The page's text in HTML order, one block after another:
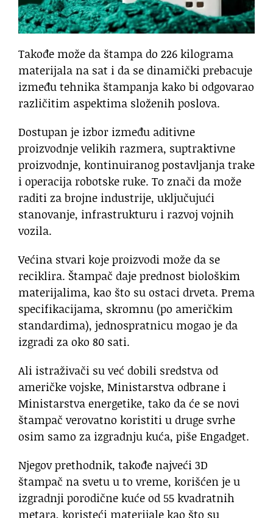
Takođe može da štampa do 226 kilograma
materijala na sat i da se dinamički prebacuje
između tehnika štampanja kako bi odgovarao
različitim aspektima složenih poslova.
Dostupan je izbor između aditivne
proizvodnje velikih razmera, suptraktivne
proizvodnje, kontinuiranog postavljanja trake
i operacija robotske ruke. To znači da može
raditi za brojne industrije, uključujući
stanovanje, infrastrukturu i razvoj vojnih
vozila.
Većina stvari koje proizvodi može da se
reciklira. Štampač daje prednost biološkim
materijalima, kao što su ostaci drveta. Prema
specifikacijama, skromnu (po američkim
standardima), jednospratnicu mogao je da
izgradi za oko 80 sati.
Ali istraživači su već dobili sredstva od
američke vojske, Ministarstva odbrane i
Ministarstva energetike, tako da će se novi
štampač verovatno koristiti u druge svrhe
osim samo za izgradnju kuća, piše Engadget.
Njegov prethodnik, takođe najveći 3D
štampač na svetu u to vreme, korišćen je u
izgradnji porodične kuće od 55 kvadratnih
metara, koristeći materijale kao što su